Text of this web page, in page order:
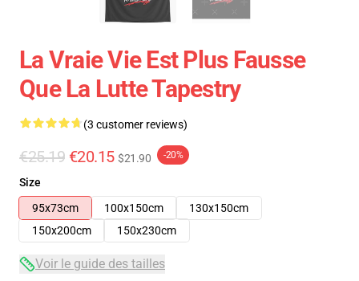
La Vraie Vie Est Plus Fausse
Que La Lutte Tapestry
(3 customer reviews)
€25.19 €20.15 $21.90 -20%
Size
95x73cm
100x150cm
130x150cm
150x200cm
150x230cm
Voir le guide des tailles